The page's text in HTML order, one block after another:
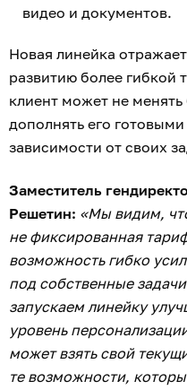
видео и документов.
Новая линейка
развитию более гибкой
клиент может не
дополнять его
зависимости от своих
Заместитель
Решетин: «Мы видим,
не фиксированная
возможность гибко
под собственные
запускаем линейку
уровень
может взять свой
те возможности,